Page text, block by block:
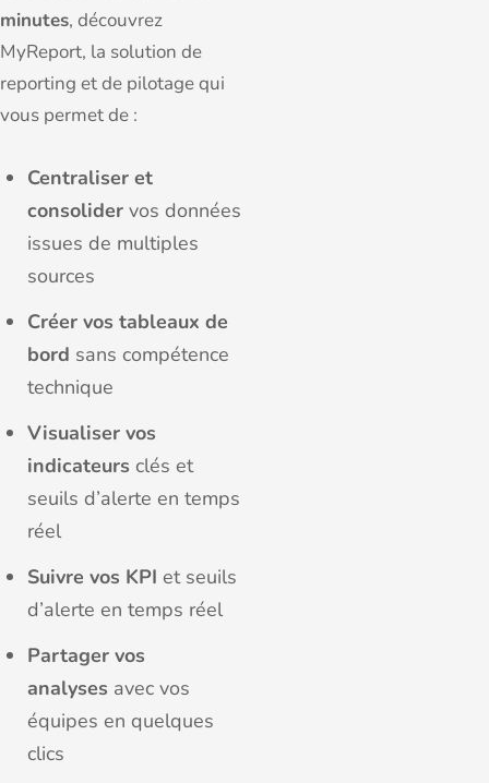
minutes, découvrez
MyReport, la solution de
reporting et de pilotage qui
vous permet de :
Centraliser et
consolider vos données
issues de multiples
sources
Créer vos tableaux de
bord sans compétence
technique
Visualiser vos
indicateurs clés et
seuils d’alerte en temps
réel
Suivre vos KPI et seuils
d’alerte en temps réel
Partager vos
analyses avec vos
équipes en quelques
clics